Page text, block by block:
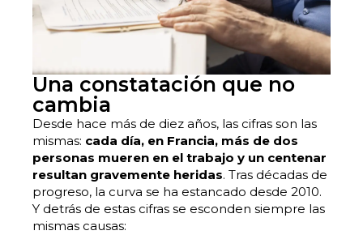
Una constatación que no
cambia
Desde hace más de diez años, las cifras son las
mismas: cada día, en Francia, más de dos
personas mueren en el trabajo y un centenar
resultan gravemente heridas. Tras décadas de
progreso, la curva se ha estancado desde 2010.
Y detrás de estas cifras se esconden siempre las
mismas causas: